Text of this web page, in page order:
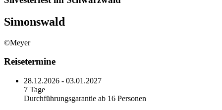
Simonswald
©Meyer
Reisetermine
28.12.2026 - 03.01.2027
7 Tage
Durchführungsgarantie ab 16 Personen